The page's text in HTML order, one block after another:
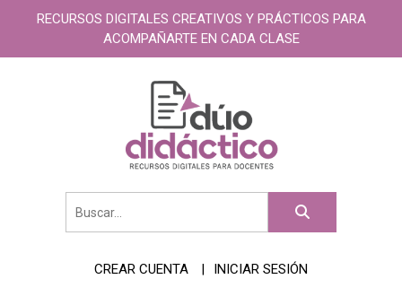
RECURSOS DIGITALES CREATIVOS Y PRÁCTICOS PARA
ACOMPAÑARTE EN CADA CLASE
CREAR CUENTA INICIAR SESIÓN